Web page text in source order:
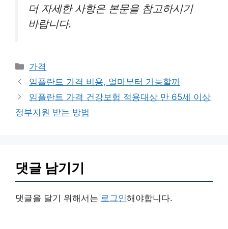
더 자세한 사항은 본문을 참고하시기
바랍니다.
카
테
고
리
가격
임플란트 가격 비용, 얼마부터 가능할까
임플란트 가격 건강보험 적용대상 만 65세 이상
정부지원 받는 방법
댓글 남기기
댓글을 달기 위해서는 로그인해야합니다.